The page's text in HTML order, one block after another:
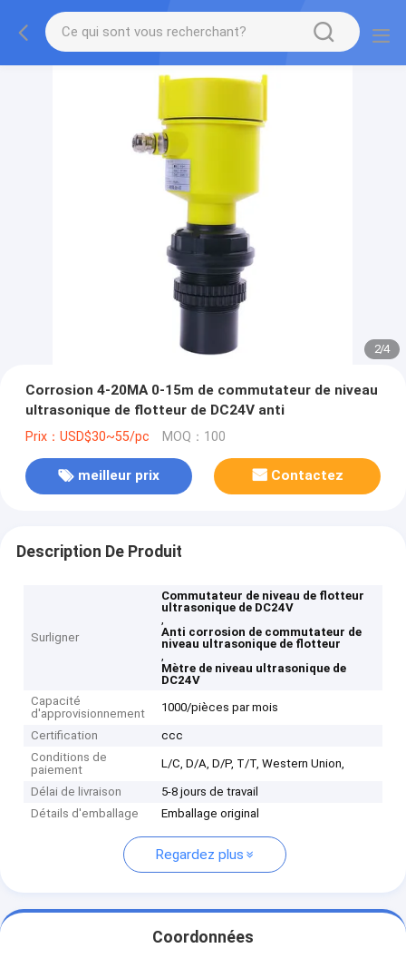
2/4
Corrosion 4-20MA 0-15m de commutateur de niveau
ultrasonique de flotteur de DC24V anti
Prix：USD$30~55/pc MOQ：100
meilleur prix Contactez
Description De Produit
Surligner
Commutateur de niveau de flotteur
ultrasonique de DC24V
,
Anti corrosion de commutateur de
niveau ultrasonique de flotteur
,
Mètre de niveau ultrasonique de
DC24V
Capacité
d'approvisionnement
1000/pièces par mois
Certification
ccc
Conditions de
paiement
L/C, D/A, D/P, T/T, Western Union,
Délai de livraison
5-8 jours de travail
Détails d'emballage
Emballage original
Regardez plus
Coordonnées